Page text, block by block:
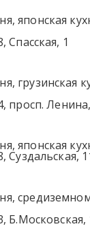
японская
Спасская, 1
грузинская
просп.
японская
Суздальская,
Б.Московская,